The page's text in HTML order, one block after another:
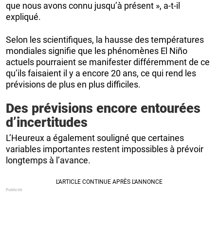
que nous avons connu jusqu’à présent », a-t-il
expliqué.
Selon les scientifiques, la hausse des températures
mondiales signifie que les phénomènes El Niño
actuels pourraient se manifester différemment de ce
qu’ils faisaient il y a encore 20 ans, ce qui rend les
prévisions de plus en plus difficiles.
Des prévisions encore entourées
d’incertitudes
L’Heureux a également souligné que certaines
variables importantes restent impossibles à prévoir
longtemps à l’avance.